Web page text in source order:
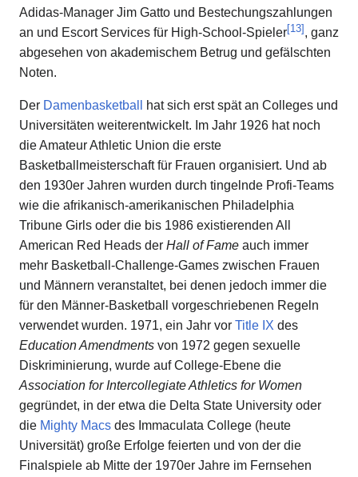
Adidas-Manager Jim Gatto und Bestechungszahlungen
an und Escort Services für High-School-Spieler[13], ganz
abgesehen von akademischem Betrug und gefälschten
Noten.
Der Damenbasketball
hat sich erst spät an Colleges und
Universitäten weiterentwickelt. Im Jahr 1926 hat noch
die Amateur Athletic Union die erste
Basketballmeisterschaft für Frauen organisiert. Und ab
den 1930er Jahren wurden durch tingelnde Profi-Teams
wie die afrikanisch-amerikanischen Philadelphia
Tribune Girls oder die bis 1986 existierenden All
American Red Heads der Hall of Fame auch immer
mehr Basketball-Challenge-Games zwischen Frauen
und Männern veranstaltet, bei denen jedoch immer die
für den Männer-Basketball vorgeschriebenen Regeln
verwendet wurden. 1971, ein Jahr vor Title IX des
Education Amendments von 1972 gegen sexuelle
Diskriminierung, wurde auf College-Ebene die
Association for Intercollegiate Athletics for Women
gegründet, in der etwa die Delta State University oder
die Mighty Macs des Immaculata College (heute
Universität) große Erfolge feierten und von der die
Finalspiele ab Mitte der 1970er Jahre im Fernsehen